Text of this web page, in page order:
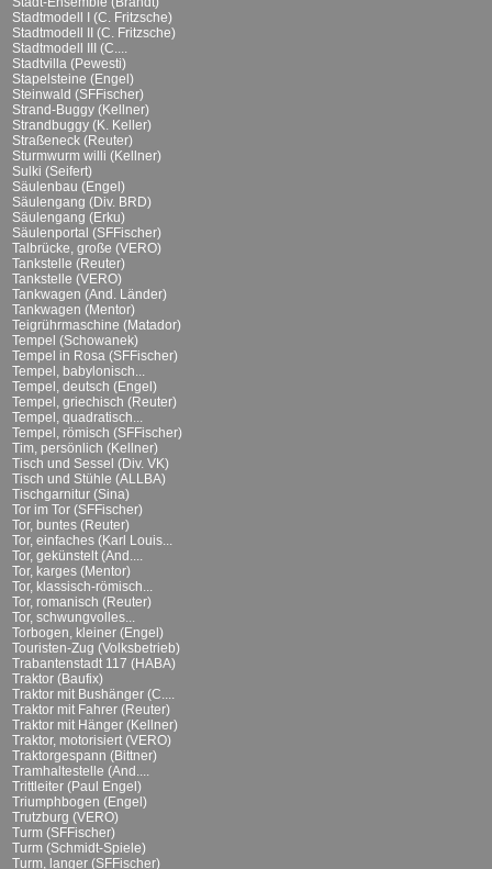
Stadtmodell I (C. Fritzsche)
Stadtmodell II (C. Fritzsche)
Stadtmodell III (C....
Stadtvilla (Pewesti)
Stapelsteine (Engel)
Steinwald (SFFischer)
Strand-Buggy (Kellner)
Strandbuggy (K. Keller)
Straßeneck (Reuter)
Sturmwurm willi (Kellner)
Sulki (Seifert)
Säulenbau (Engel)
Säulengang (Div. BRD)
Säulengang (Erku)
Säulenportal (SFFischer)
Talbrücke, große (VERO)
Tankstelle (Reuter)
Tankstelle (VERO)
Tankwagen (And. Länder)
Tankwagen (Mentor)
Teigrührmaschine (Matador)
Tempel (Schowanek)
Tempel in Rosa (SFFischer)
Tempel, babylonisch...
Tempel, deutsch (Engel)
Tempel, griechisch (Reuter)
Tempel, quadratisch...
Tempel, römisch (SFFischer)
Tim, persönlich (Kellner)
Tisch und Sessel (Div. VK)
Tisch und Stühle (ALLBA)
Tischgarnitur (Sina)
Tor im Tor (SFFischer)
Tor, buntes (Reuter)
Tor, einfaches (Karl Louis...
Tor, gekünstelt (And....
Tor, karges (Mentor)
Tor, klassisch-römisch...
Tor, romanisch (Reuter)
Tor, schwungvolles...
Torbogen, kleiner (Engel)
Touristen-Zug (Volksbetrieb)
Trabantenstadt 117 (HABA)
Traktor (Baufix)
Traktor mit Bushänger (C....
Traktor mit Fahrer (Reuter)
Traktor mit Hänger (Kellner)
Traktor, motorisiert (VERO)
Traktorgespann (Bittner)
Tramhaltestelle (And....
Trittleiter (Paul Engel)
Triumphbogen (Engel)
Trutzburg (VERO)
Turm (SFFischer)
Turm (Schmidt-Spiele)
Turm, langer (SFFischer)